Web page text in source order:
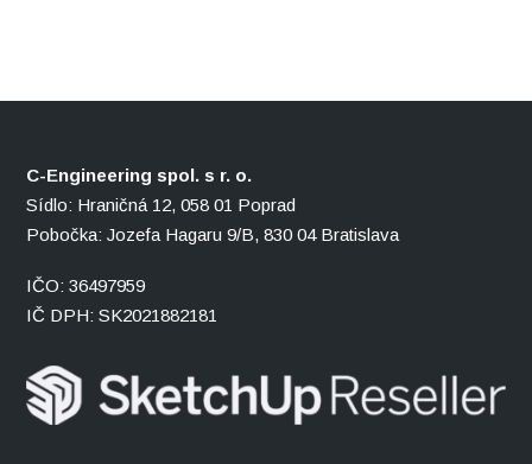
C-Engineering spol. s r. o.
Sídlo: Hraničná 12, 058 01 Poprad
Pobočka: Jozefa Hagaru 9/B, 830 04 Bratislava
IČO: 36497959
IČ DPH: SK2021882181